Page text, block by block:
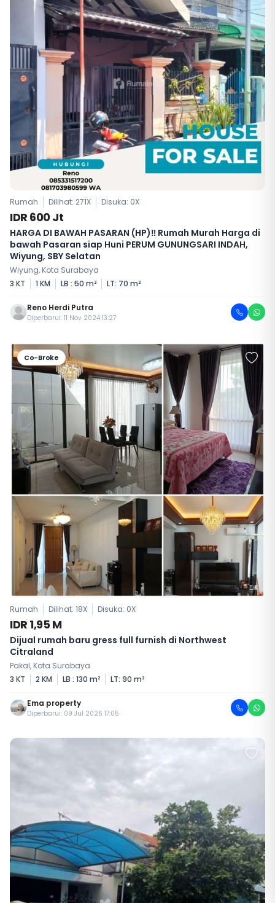
Rumah Dilihat: 271X Disuka: 0X
IDR 600 Jt
HARGA DI BAWAH PASARAN (HP)‼️ Rumah Murah Harga di
bawah Pasaran siap Huni PERUM GUNUNGSARI INDAH,
Wiyung, SBY Selatan
Wiyung, Kota Surabaya
3 KT
1 KM LB : 50 m² LT: 70 m²
Reno Herdi Putra
Diperbarui: 11 Nov 2024 13:27
Co-Broke
Rumah Dilihat: 18X Disuka: 0X
IDR 1,95 M
Dijual rumah baru gress full furnish di Northwest
Citraland
Pakal, Kota Surabaya
3 KT
2 KM LB : 130 m² LT: 90 m²
Ema property
Diperbarui: 09 Jul 2026 17:05